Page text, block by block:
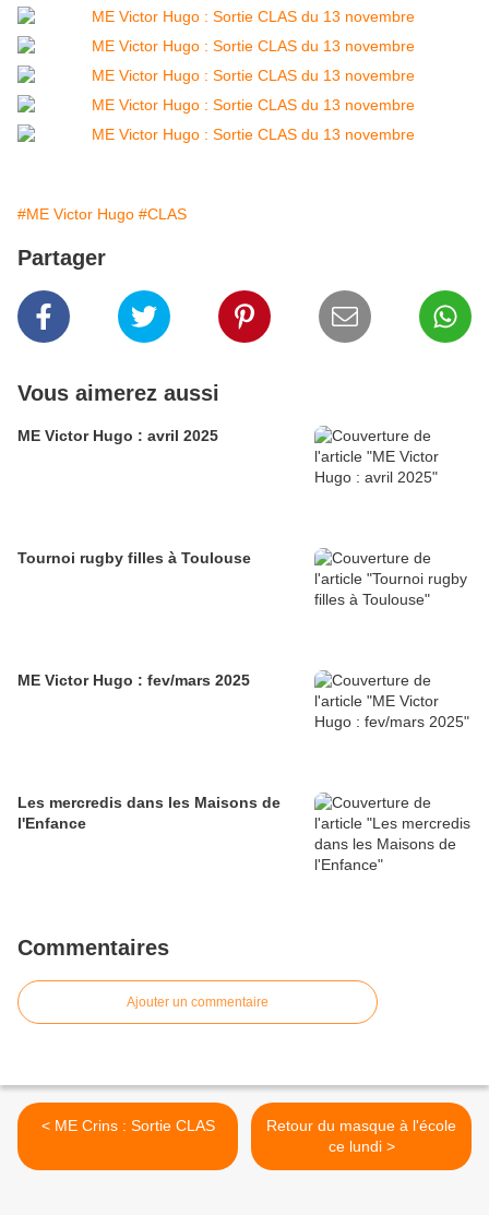
#ME Victor Hugo #CLAS
Partager
Vous aimerez aussi
ME Victor Hugo : avril 2025
Tournoi rugby filles à Toulouse
ME Victor Hugo : fev/mars 2025
Les mercredis dans les Maisons de
l'Enfance
Commentaires
Ajouter un commentaire
< ME Crins : Sortie CLAS
Retour du masque à l'école
ce lundi >